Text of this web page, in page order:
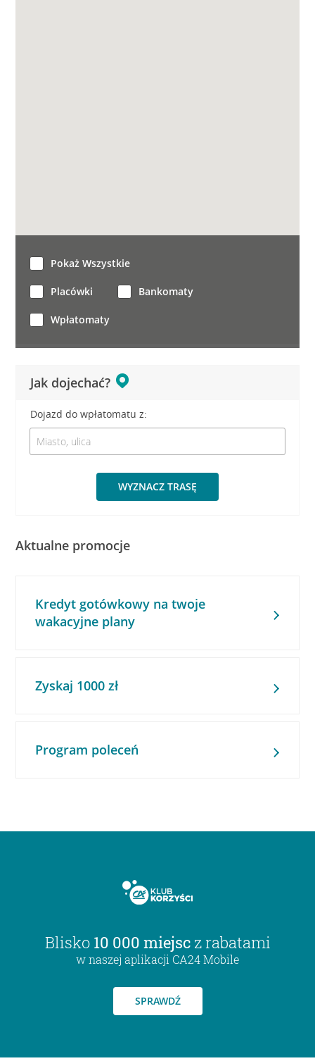
Jak dojechać?
Dojazd do wpłatomatu z:
WYZNACZ TRASĘ
Pokaż Wszystkie
Placówki Bankomaty
Wpłatomaty
Aktualne promocje
Kredyt gotówkowy na twoje
wakacyjne plany
Zyskaj 1000 zł
Program poleceń
Blisko 10 000 miejsc z rabatami
w naszej aplikacji CA24 Mobile
SPRAWDŹ